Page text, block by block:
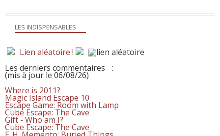
LES INDISPENSABLES
Lien aléatoire !
Les derniers commentaires
:
(mis à jour le 06/08/26)
Where is 2011?
Magic Island Escape 10
Escape Game: Room with Lamp
Cube Escape: The Cave
Gift - Who am I?
Cube Escape: The Cave